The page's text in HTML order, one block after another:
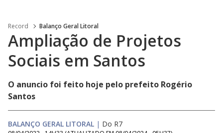
Record Balanço Geral Litoral
Ampliação de Projetos
Sociais em Santos
O anuncio foi feito hoje pelo prefeito Rogério
Santos
BALANÇO GERAL LITORAL | Do R7